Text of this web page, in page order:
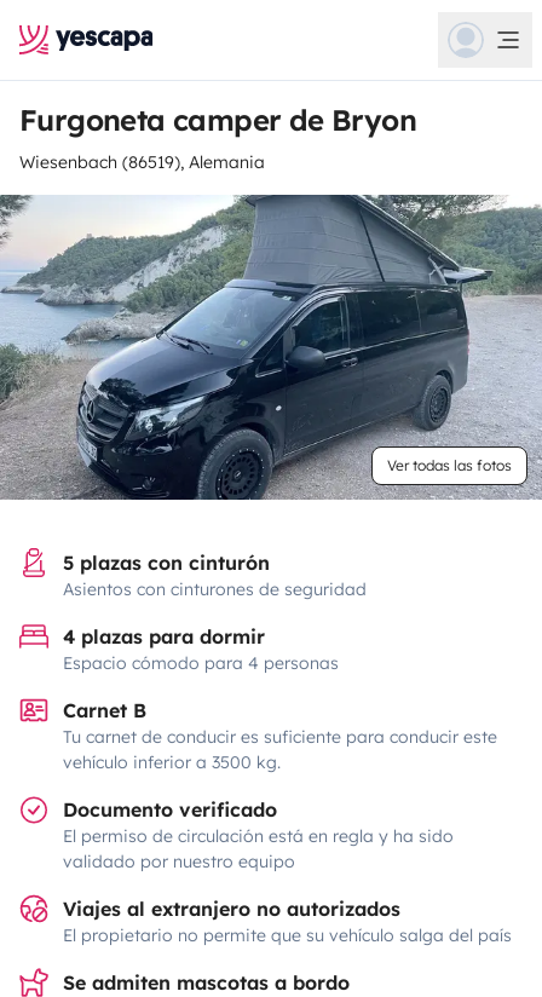
Furgoneta camper de Bryon
Wiesenbach (86519), Alemania
Ver todas las fotos
5 plazas con cinturón
Asientos con cinturones de seguridad
4 plazas para dormir
Espacio cómodo para 4 personas
Carnet B
Tu carnet de conducir es suficiente para conducir este
vehículo inferior a 3500 kg.
Documento verificado
El permiso de circulación está en regla y ha sido
validado por nuestro equipo
Viajes al extranjero no autorizados
El propietario no permite que su vehículo salga del país
Se admiten mascotas a bordo